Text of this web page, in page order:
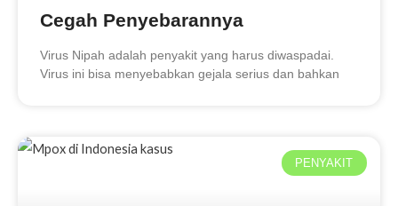
Cegah Penyebarannya
Virus Nipah adalah penyakit yang harus diwaspadai.
Virus ini bisa menyebabkan gejala serius dan bahkan
PENYAKIT